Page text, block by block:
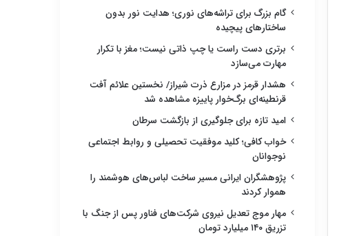
گام بزرگ برای تراشه‌های نوری؛ هدایت نور بدون
ساختارهای پیچیده
برتری دست راست یا چپ ذاتی نیست؛ مغز با تکرار
مهارت می‌سازد
هشدار قرمز در مزارع ذرت شیراز/ نخستین علائم آفت
قرنطینه‌ای برگ‌خوار پاییزه مشاهده شد
امید تازه برای جلوگیری از بازگشت سرطان
خواب کافی؛ کلید موفقیت تحصیلی و روابط اجتماعی
نوجوانان
پژوهشگران ایرانی مسیر ساخت لباس‌های هوشمند را
هموار کردند
مهار موج تعدیل نیروی شرکت‌های فناور پس از جنگ با
تزریق ۱۴۰ میلیارد تومان